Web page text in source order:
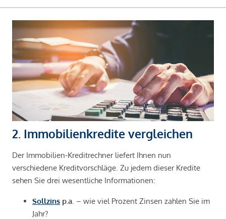
2. Immobilienkredite vergleichen
Der Immobilien-Kreditrechner liefert Ihnen nun
verschiedene Kreditvorschläge. Zu jedem dieser Kredite
sehen Sie drei wesentliche Informationen:
Sollzins p.a . – wie viel Prozent Zinsen zahlen Sie im
Jahr?